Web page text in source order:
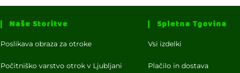
Naše Storitve
Poslikava obraza za otroke
Počitniško varstvo otrok v Ljubljani
Spletna Tgovina
Vsi izdelki
Plačilo in dostava